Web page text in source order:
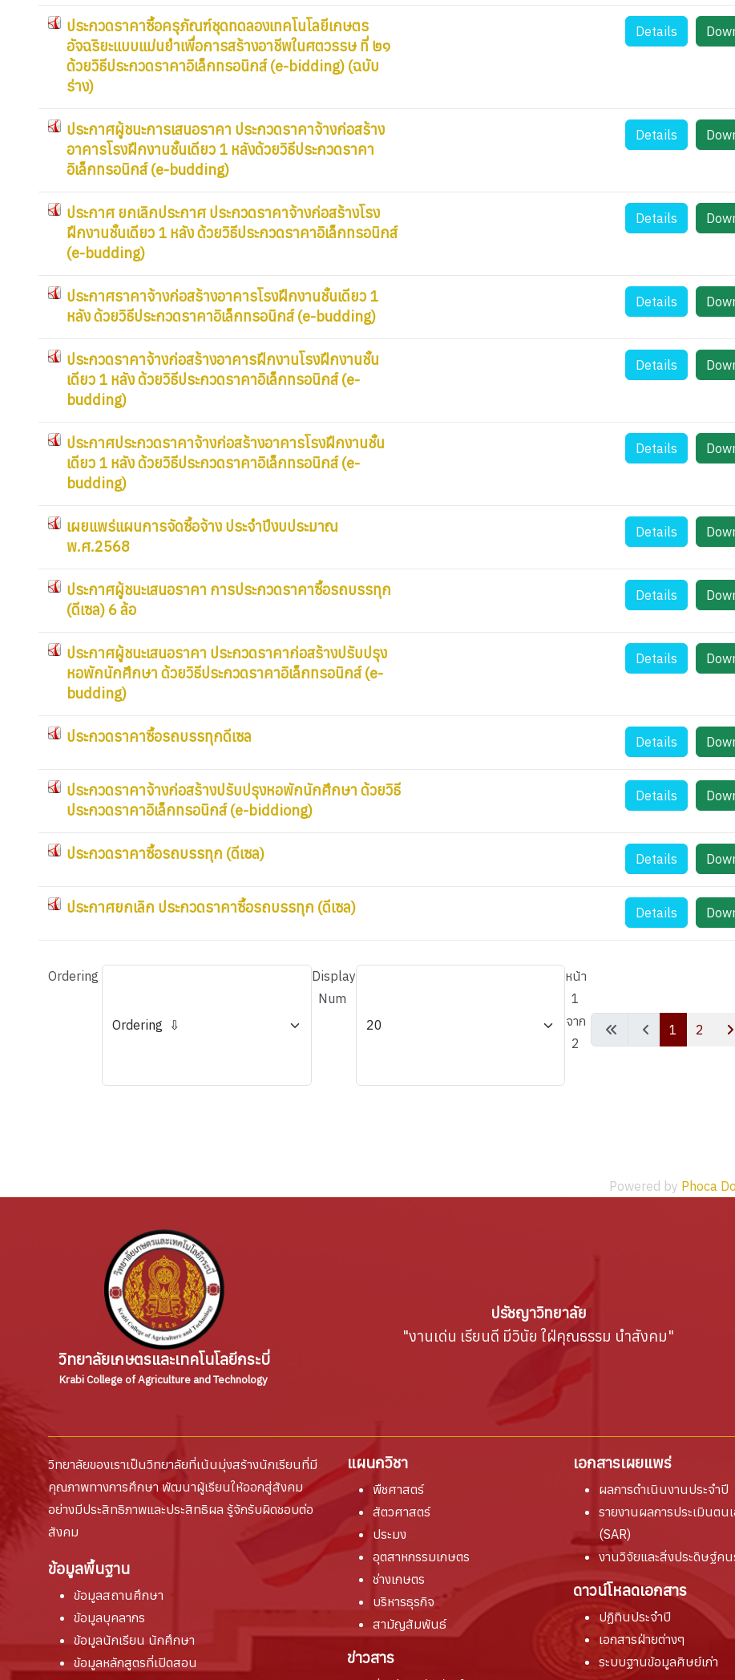
ประกวดราคาซื้อครุภัณฑ์ชุดทดลองเทคโนโลยีเกษตร
อัจฉริยะแบบแม่นยำเพื่อการสร้างอาชีพในศตวรรษ ที่ ๒๑
ด้วยวิธีประกวดราคาอิเล็กทรอนิกส์ (e-bidding) (ฉบับ
ร่าง)
Details
ประกาศผู้ชนะการเสนอราคา ประกวดราคาจ้างก่อสร้าง
อาคารโรงฝึกงานชั้นเดียว 1 หลังด้วยวิธีประกวดราคา
อิเล็กทรอนิกส์ (e-budding)
Details
ประกาศ ยกเลิกประกาศ ประกวดราคาจ้างก่อสร้างโรง
ฝึกงานชั้นเดียว 1 หลัง ด้วยวิธีประกวดราคาอิเล็กทรอนิกส์
(e-budding)
Details
ประกาศราคาจ้างก่อสร้างอาคารโรงฝึกงานชั้นเดียว 1
หลัง ด้วยวิธีประกวดราคาอิเล็กทรอนิกส์ (e-budding)
Details
ประกวดราคาจ้างก่อสร้างอาคารฝึกงานโรงฝึกงานชั้น
เดียว 1 หลัง ด้วยวิธีประกวดราคาอิเล็กทรอนิกส์ (e-
budding)
Details
ประกาศประกวดราคาจ้างก่อสร้างอาคารโรงฝึกงานชั้น
เดียว 1 หลัง ด้วยวิธีประกวดราคาอิเล็กทรอนิกส์ (e-
budding)
Details
เผยแพร่แผนการจัดซื้อจ้าง ประจำปีงบประมาณ
พ.ศ.2568
Details
ประกาศผู้ชนะเสนอราคา การประกวดราคาซื้อรถบรรทุก
(ดีเซล) 6 ล้อ
Details
ประกาศผู้ชนะเสนอราคา ประกวดราคาก่อสร้างปรับปรุง
หอพักนักศึกษา ด้วยวิธีประกวดราคาอิเล็กทรอนิกส์ (e-
budding)
Details
ประกวดราคาซื้อรถบรรทุกดีเซล Details
ประกวดราคาจ้างก่อสร้างปรับปรุงหอพักนักศึกษา ด้วยวิธี
ประกวดราคาอิเล็กทรอนิกส์ (e-biddiong)
Details
ประกวดราคาซื้อรถบรรทุก (ดีเซล) Details
ประกาศยกเลิก ประกวดราคาซื้อรถบรรทุก (ดีเซล) Details
Ordering
Display
Num
หน้า
1
จาก
2
1 2
Powered by Phoca
วิทยาลัยเกษตรและเทคโนโลยีกระบี่
Krabi College of Agriculture and Technology
ปรัชญาวิทยาลัย
"งานเด่น เรียนดี มีวินัย ใฝ่คุณธรรม นำสังคม"
วิทยาลัยของเราเป็นวิทยาลัยที่เน้นมุ่งสร้างนักเรียนที่มี
คุณภาพทางการศึกษา พัฒนาผู้เรียนให้ออกสู่สังคม
อย่างมีประสิทธิภาพและประสิทธิผล รู้จักรับผิดชอบต่อ
สังคม
ข้อมูลพื้นฐาน
ข้อมูลสถานศึกษา
ข้อมูลบุคลากร
ข้อมูลนักเรียน นักศึกษา
ข้อมูลหลักสูตรที่เปิดสอน
แผนกวิชา
พืชศาสตร์
สัตวศาสตร์
ประมง
อุตสาหกรรมเกษตร
ช่างเกษตร
บริหารธุรกิจ
สามัญสัมพันธ์
ข่าวสาร
เอกสารเผยแพร่
ผลการดำเนินงานประจำปี
รายงานผลการประเมินตน
(SAR)
งานวิจัยและสิ่งประดิษฐ์ค
ดาวน์โหลดเอกสาร
ปฏิทินประจำปี
เอกสารฝ่ายต่างๆ
ระบบฐานข้อมูลศิษย์เก่า